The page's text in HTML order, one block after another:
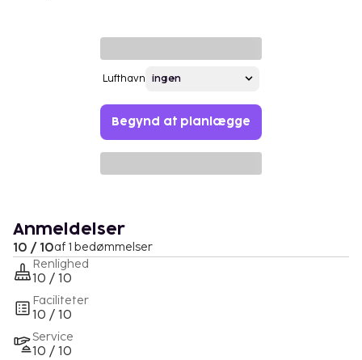
Lufthavn
Begynd at planlægge
Anmeldelser
10 / 10af 1 bedømmelser
Renlighed
10 / 10
Faciliteter
10 / 10
Service
10 / 10